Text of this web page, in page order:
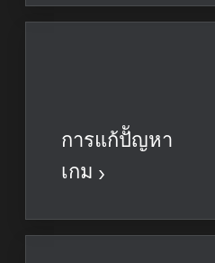
การแก้ปััญหา
เกม